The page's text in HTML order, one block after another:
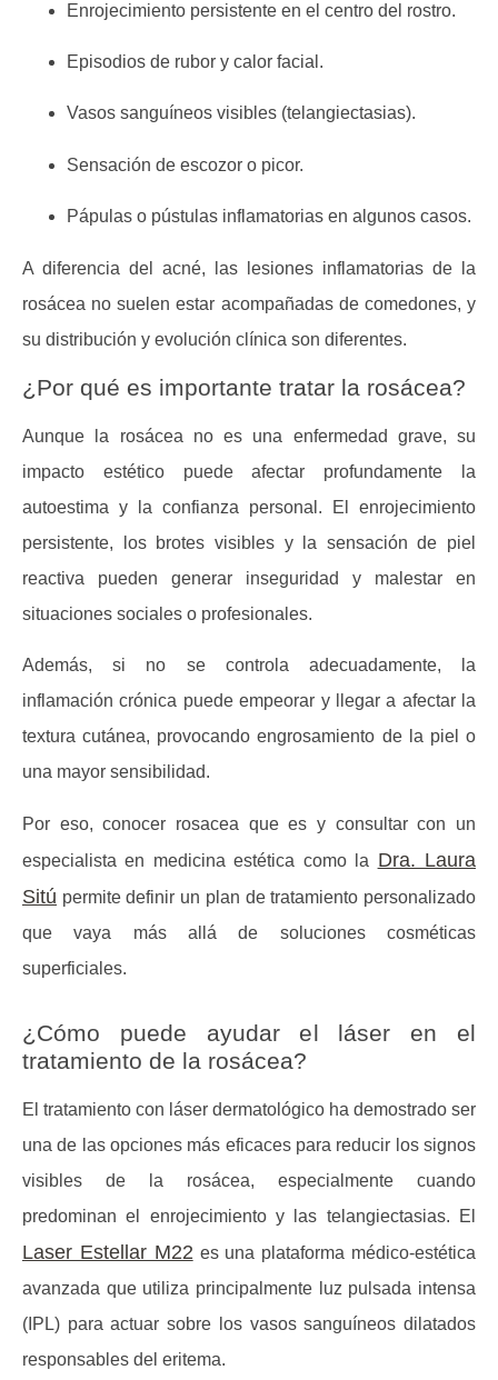
Enrojecimiento persistente en el centro del rostro.
Episodios de rubor y calor facial.
Vasos sanguíneos visibles (telangiectasias).
Sensación de escozor o picor.
Pápulas o pústulas inflamatorias en algunos casos.
A diferencia del acné, las lesiones inflamatorias de la
rosácea no suelen estar acompañadas de comedones, y
su distribución y evolución clínica son diferentes.
¿Por qué es importante tratar la rosácea?
Aunque la rosácea no es una enfermedad grave, su
impacto estético puede afectar profundamente la
autoestima y la confianza personal. El enrojecimiento
persistente, los brotes visibles y la sensación de piel
reactiva pueden generar inseguridad y malestar en
situaciones sociales o profesionales.
Además, si no se controla adecuadamente, la
inflamación crónica puede empeorar y llegar a afectar la
textura cutánea, provocando engrosamiento de la piel o
una mayor sensibilidad.
Por eso, conocer rosacea que es y consultar con un
especialista en medicina estética como la Dra. Laura
Sitú permite definir un plan de tratamiento personalizado
que vaya más allá de soluciones cosméticas
superficiales.
¿Cómo puede ayudar el láser en el
tratamiento de la rosácea?
El tratamiento con láser dermatológico ha demostrado ser
una de las opciones más eficaces para reducir los signos
visibles de la rosácea, especialmente cuando
predominan el enrojecimiento y las telangiectasias. El
Laser Estellar M22 es una plataforma médico-estética
avanzada que utiliza principalmente
luz pulsada intensa
(IPL) para actuar sobre los vasos sanguíneos dilatados
responsables del eritema.